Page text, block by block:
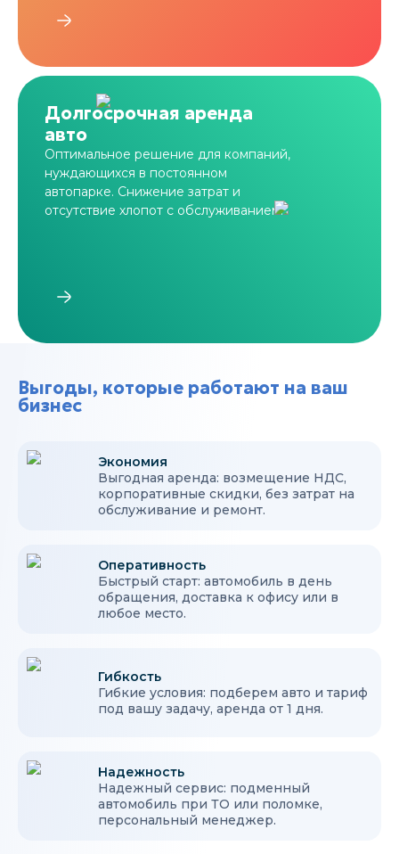
Долгосрочная аренда
авто
Оптимальное решение для компаний,
нуждающихся в постоянном
автопарке. Снижение затрат и
отсутствие хлопот с обслуживанием.
Выгоды, которые работают на ваш
бизнес
Экономия
Выгодная аренда: возмещение НДС,
корпоративные скидки, без затрат на
обслуживание и ремонт.
Оперативность
Быстрый старт: автомобиль в день
обращения, доставка к офису или в
любое место.
Гибкость
Гибкие условия: подберем авто и тариф
под вашу задачу, аренда от 1 дня.
Надежность
Надежный сервис: подменный
автомобиль при ТО или поломке,
персональный менеджер.